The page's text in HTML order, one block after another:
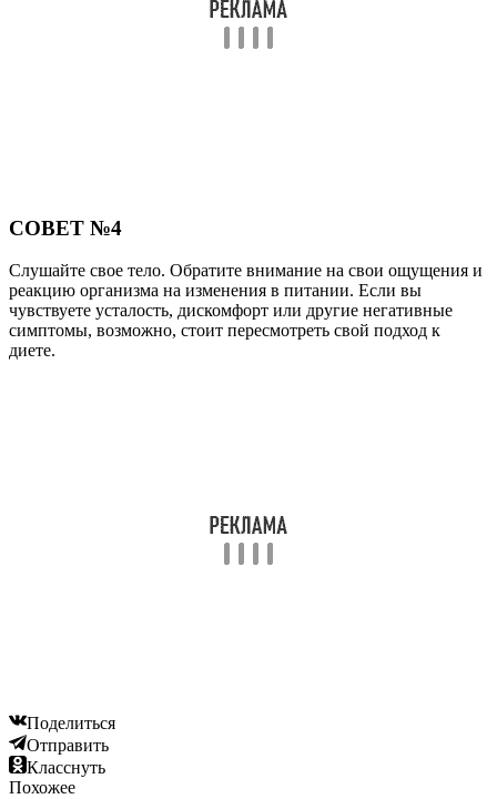
СОВЕТ №4
Слушайте свое тело. Обратите внимание на свои ощущения и
реакцию организма на изменения в питании. Если вы
чувствуете усталость, дискомфорт или другие негативные
симптомы, возможно, стоит пересмотреть свой подход к
диете.
Поделиться
Отправить
Класснуть
Похожее